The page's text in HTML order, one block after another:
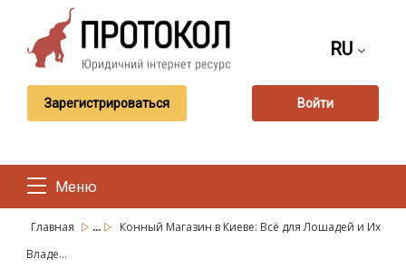
RU
Зарегистрироваться Войти
Меню
Главная ...
Конный Магазин в Киеве: Всё для Лошадей и Их
Владе...